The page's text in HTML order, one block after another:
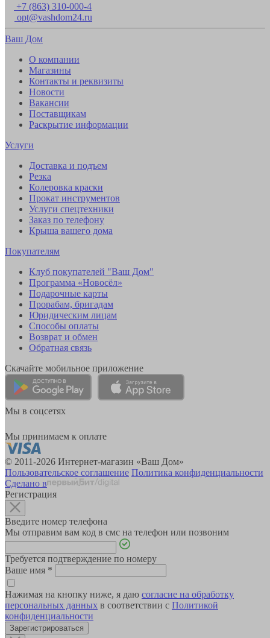
+7 (863) 310-000-4
opt@vashdom24.ru
Ваш Дом
О компании
Магазины
Контакты и реквизиты
Новости
Вакансии
Поставщикам
Раскрытие информации
Услуги
Доставка и подъем
Резка
Колеровка краски
Прокат инструментов
Услуги спецтехники
Заказ по телефону
Крыша вашего дома
Покупателям
Клуб покупателей "Ваш Дом"
Программа «Новосёл»
Подарочные карты
Прорабам, бригадам
Юридическим лицам
Способы оплаты
Возврат и обмен
Обратная связь
Скачайте мобильное приложение
Мы в соцсетях
Мы принимаем к оплате
© 2011-2026 Интернет-магазин «Ваш Дом»
Пользовательское соглашение Политика конфиденциальности
Сделано в
Регистрация
Введите номер телефона
Мы отправим вам код в смс на телефон или позвоним
Требуется подтверждение по номеру
Ваше имя *
Нажимая на кнопку ниже, я даю согласие на обработку
персональных данных в соответствии с Политикой
конфиденциальности
Зарегистрироваться